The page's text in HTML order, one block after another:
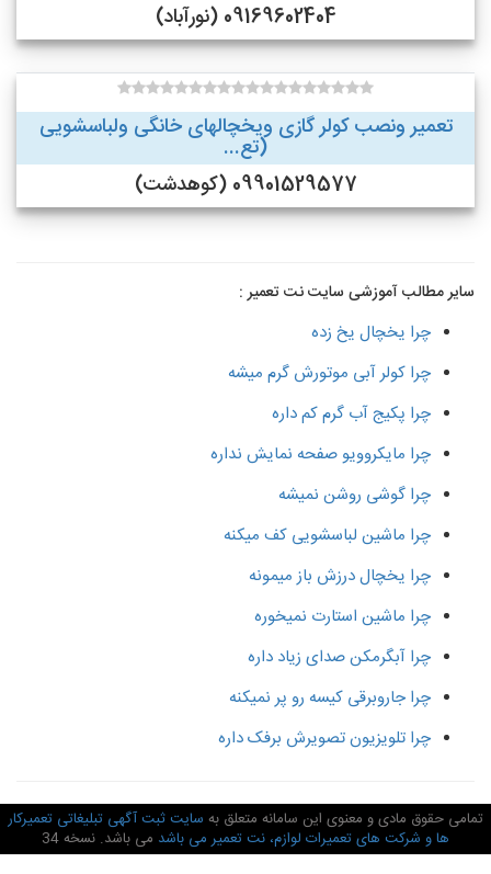
09169602404 (نورآباد)
تعمیر ونصب کولر گازی ویخچالهای خانگی ولباسشویی
(تع...
09901529577 (کوهدشت)
سایر مطالب آموزشی سایت نت تعمیر :
چرا یخچال یخ زده
چرا کولر آبی موتورش گرم میشه
چرا پکیج آب گرم کم داره
چرا مایکروویو صفحه نمایش نداره
چرا گوشی روشن نمیشه
چرا ماشین لباسشویی کف میکنه
چرا یخچال درزش باز میمونه
چرا ماشین استارت نمیخوره
چرا آبگرمکن صدای زیاد داره
چرا جاروبرقی کیسه رو پر نمیکنه
چرا تلویزیون تصویرش برفک داره
حقوق مادی و معنوی این سامانه متعلق به سایت ثبت آگهی تبلیغاتی تعمیرکار
ها و شرکت های تعمیرات لوازم، نت تعمیر می باشدمی باشد. نسخه 34